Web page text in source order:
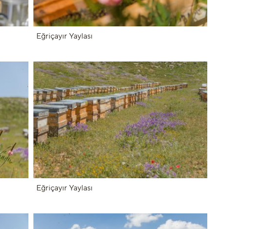
Eğriçayır Yaylası
Eğriçayır Yaylası